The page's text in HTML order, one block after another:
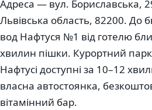
Адреса — вул. Бориславська,
Львівська область, 82200. До
вод Нафтуся №1 від готелю
хвилин пішки. Курортний
Нафтусі доступні за 10–12
власна автостоянка,
вітамінний бар.